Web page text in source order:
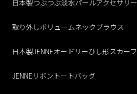
日本製つぶつぶ淡水パールアクセサリー
取り外しボリュームネックブラウス
日本製JENNEオードリーひし形スカーフ
JENNEリボントートバッグ